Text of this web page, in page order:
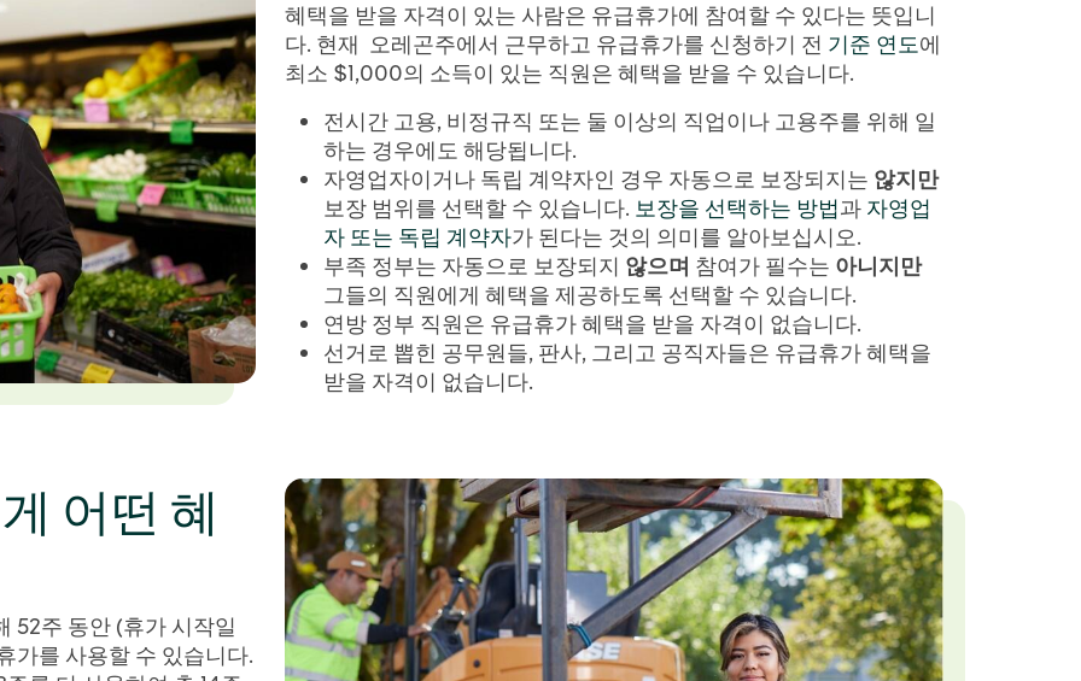
혜택을 받을 자격이 있는 사람은 유급휴가에 참여할 수 있다는 뜻입니
다. 현재 오레곤주에서 근무하고 유급휴가를 신청하기 전 기준 연도에
최소 $1,000의 소득이 있는 직원은 혜택을 받을 수 있습니다.
전시간 고용, 비정규직 또는 둘 이상의 직업이나 고용주를 위해 일
하는 경우에도 해당됩니다.
자영업자이거나 독립 계약자인 경우 자동으로 보장되지는 않지만
보장 범위를 선택할 수 있습니다. 보장을 선택하는 방법과 자영업
자 또는 독립 계약자가 된다는 것의 의미를 알아보십시오.
부족 정부는 자동으로 보장되지 않으며 참여가 필수는 아니지만
그들의 직원에게 혜택을 제공하도록 선택할 수 있습니다.
연방 정부 직원은 유급휴가 혜택을 받을 자격이 없습니다.
선거로 뽑힌 공무원들, 판사, 그리고 공직자들은 유급휴가 혜택을
받을 자격이 없습니다.
어떤 혜
52주 동안 (휴가 시작일
가를 사용할 수 있습니다.